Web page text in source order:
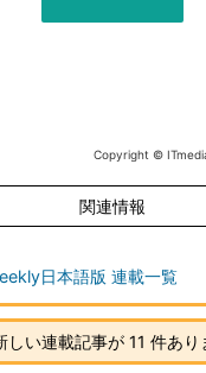
Copyright ©
関連情報
日本語版 連載一覧
しい連載記事が 11 件あり